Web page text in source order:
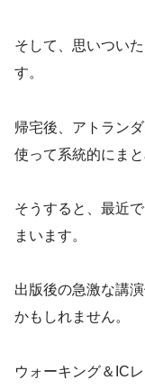
そして、思いつい
す。
帰宅後、アトラン
使って系統的にまと
そうすると、最近
まいます。
出版後の急激な講
かもしれません。
ウォーキング＆IC